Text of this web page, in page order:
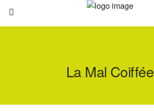
La Mal Coiffée